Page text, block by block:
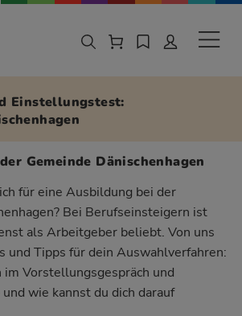
springen
Einstellungstest:
Gemeinde Dänischenhagen
für eine Ausbildung bei der
Bei Berufseinsteigern ist
als Arbeitgeber beliebt. Von uns
und Tipps für dein Auswahlverfahren:
Vorstellungsgespräch und
wie kannst du dich darauf